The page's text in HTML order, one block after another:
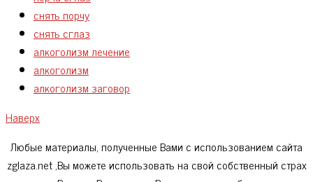
снять порчу
снять сглаз
алкоголизм лечение
алкоголизм
алкоголизм заговор
Наверх
Любые материалы, полученные Вами с использованием сайта
zglaza.net ,Вы можете использовать на свой собственный страх